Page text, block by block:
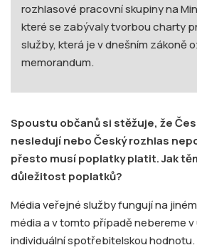
rozhlasové pracovní skupiny na
které se zabývaly tvorbou charty
služby, která je v dnešním zákoně
memorandum.
Spoustu občanů si stěžuje, že
nesledují nebo Český rozhlas
přesto musí poplatky platit. Jak
důležitost poplatků?
Média veřejné služby fungují na
média a v tomto případě nebereme
individuální spotřebitelskou hodnotu.